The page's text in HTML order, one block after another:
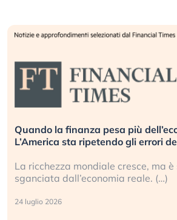
Quando la finanza pesa più
L’America sta ripetendo gli errori
La ricchezza mondiale cresce, ma
sganciata dall’economia reale. (…)
24 luglio 2026